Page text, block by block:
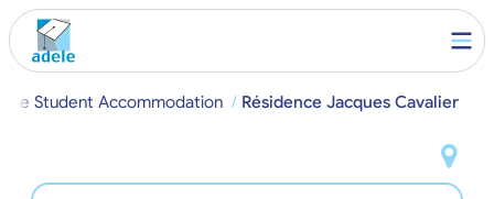
Student Accommodation Résidence Jacques Cavalier